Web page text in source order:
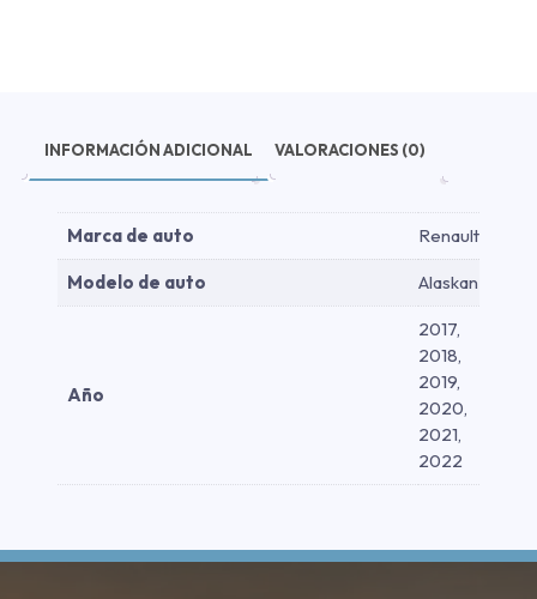
INFORMACIÓN ADICIONAL VALORACIONES (0)
Marca de auto Renault
Modelo de auto Alaskan
Año
2017,
2018,
2019,
2020,
2021,
2022